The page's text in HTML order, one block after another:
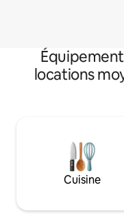
locations
Cuisine